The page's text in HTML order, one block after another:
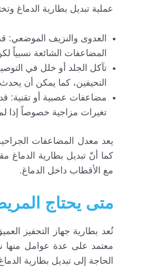
عملية تبديل بطارية الدماغ
العدوى والنزيف
المضاعفات الشائعة نسبياً
تآكل الجلد أو خلل في
النحيفين، كما يمكن أن
مضاعفات عصبية أو تقنية:
تغيرات مزاجية خصوصاً إذا
كما أنّ تبديل بطارية الدماغ
مع الأقطاب داخل الدماغ.
متى يحتاج
معتمد على عدة عوامل منها
الحاجة إلى تبديل بطارية